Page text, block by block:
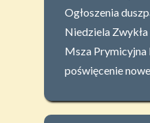
Ogłoszenia
Niedziela Zwykła
Msza
poświęcenie